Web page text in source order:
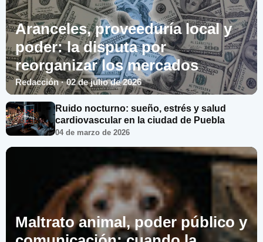
Aranceles, proveeduría local y
poder: la disputa por
reorganizar los mercados
Redacción · 02 de julio de 2026
Ruido nocturno: sueño, estrés y salud
cardiovascular en la ciudad de Puebla
04 de marzo de 2026
Maltrato animal, poder público y